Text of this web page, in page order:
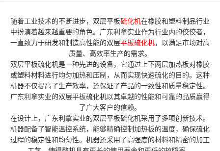
随着工业技术的不断进步，双层平板硫化机在橡胶和塑料制品行业
中扮演着越来越重要的角色。广东利拿实业作为行业内的佼佼者，
一直致力于研发和制造高性能的双层平板硫化机，以满足市场对高
质量、高效率生产的需求。
双层平板硫化机是一种先进的设备，它通过上下两层加热板对橡胶
或塑料材料进行均匀加热和压制，从而实现快速硫化的目的。这种
机器不仅提高了生产效率，还保证了产品的一致性和质量稳定性。
广东利拿实业的双层平板硫化机以其卓越的性能和可靠的品质赢得
了广大客户的信赖。
在设计上，广东利拿实业的双层平板硫化机采用了多项创新技术。
机器配备了智能温控系统，能够精确控制加热板的温度，确保硫化
过程的稳定性和均匀性。机器还采用了高强度的材料和精密的加工